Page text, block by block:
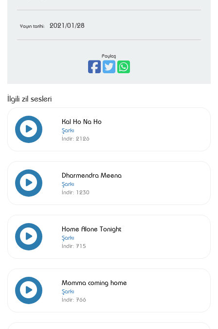
Yayın tarihi: 2021/01/28
Paylaş
İlgili zil sesleri
Kal Ho Na Ho
Şarkı
İndir: 2126
Dharmendra Meena
Şarkı
İndir: 1230
Home Alone Tonight
Şarkı
İndir: 715
Momma coming home
Şarkı
İndir: 766